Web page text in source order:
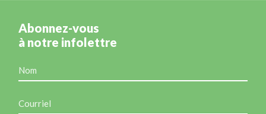
Abonnez-vous
à notre infolettre